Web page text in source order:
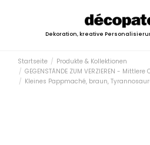
Dekoration, kreative
Startseite
Produkte & Kollektionen
GEGENSTÄNDE ZUM VERZIEREN -
Kleines Pappmaché, braun,